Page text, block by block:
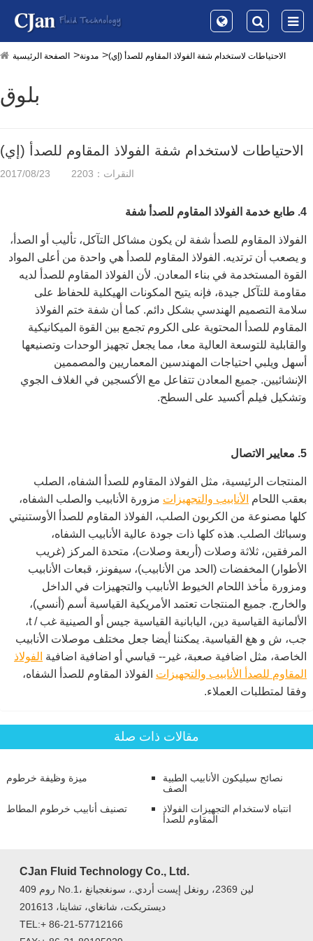
الصفحة الرئيسية مدونة الاحتياطات لاستخدام شفة الفولاذ المقاوم للصدأ (إي)
بلوق
الاحتياطات لاستخدام شفة الفولاذ المقاوم للصدأ (إي)
2017/08/23 النقرات：2203
4. طابع خدمة الفولاذ المقاوم للصدأ شفة
الفولاذ المقاوم للصدأ شفة لن يكون مشاكل التآكل، تأليب أو الصدأ،
و يصعب أن ترتديه. الفولاذ المقاوم للصدأ هي واحدة من أعلى المواد
القوة المستخدمة في بناء المعادن. لأن الفولاذ المقاوم للصدأ لديه
مقاومة للتآكل جيدة، فإنه يتيح المكونات الهيكلية للحفاظ على
سلامة التصميم الهندسي بشكل دائم. كما أن شفة ختم الفولاذ
المقاوم للصدأ المحتوية على الكروم تجمع بين القوة الميكانيكية
والقابلية للتوسعة العالية معا، مما يجعل تجهيز الوحدات وتصنيعها
أسهل ويلبي احتياجات المهندسين المعماريين والمصممين
الإنشائيين. جميع المعادن تتفاعل مع الأكسجين في الغلاف الجوي
وتشكيل فيلم أكسيد على السطح.
5. معايير الاتصال
المنتجات الرئيسية، مثل الفولاذ المقاوم للصدأ الشفاه، الصلب
بعقب اللحام الأنابيب والتجهيزات مزورة الأنابيب والصلب الشفاه،
كلها مصنوعة من الكربون الصلب، الفولاذ المقاوم للصدأ الأوستنيتي
وسبائك الصلب. هذه كلها ذات جودة عالية الأنابيب الشفاه،
المرفقين، ثلاثة وصلات (أربعة وصلات)، متحدة المركز (غريب
الأطوار) المخفضات (الحد من الأنابيب)، سيفونز، قبعات الأنابيب
ومزورة مأخذ اللحام الخيوط الأنابيب والتجهيزات في الداخل
والخارج. جميع المنتجات تعتمد الأمريكية القياسية أسم (أنسي)،
الألمانية القياسية دين، اليابانية القياسية جيس أو الصينية غب / t،
جب، ش و هغ القياسية. يمكننا أيضا جعل مختلف موصلات الأنابيب
الخاصة، مثل اضافية صعبة، غير-- قياسي أو اضافية اضافية الفولاذ
المقاوم للصدأ الأنابيب والتجهيزات الفولاذ المقاوم للصدأ الشفاه،
وفقا لمتطلبات العملاء.
مقالات ذات صلة
ميزة وظيفة خرطوم
نصائح سيليكون الأنابيب الطبية
الصف
تصنيف أنابيب خرطوم المطاط
انتباه لاستخدام التجهيزات الفولاذ
المقاوم للصدأ
CJan Fluid Technology Co., Ltd.
روم 409 No.1، لين 2369، رونغل إيست أردي.، سونغجيانغ
ديستريكت، شانغاي، تشاينا، 201613
TEL:+ 86-21-57712166